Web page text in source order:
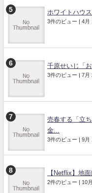
ホワイトハウ
3件のビュー 4月
千原せいじ「
3件のビュー 7月
売春する「立
金...
3件のビュー 9月
【Netflix】地
2件のビュー 10